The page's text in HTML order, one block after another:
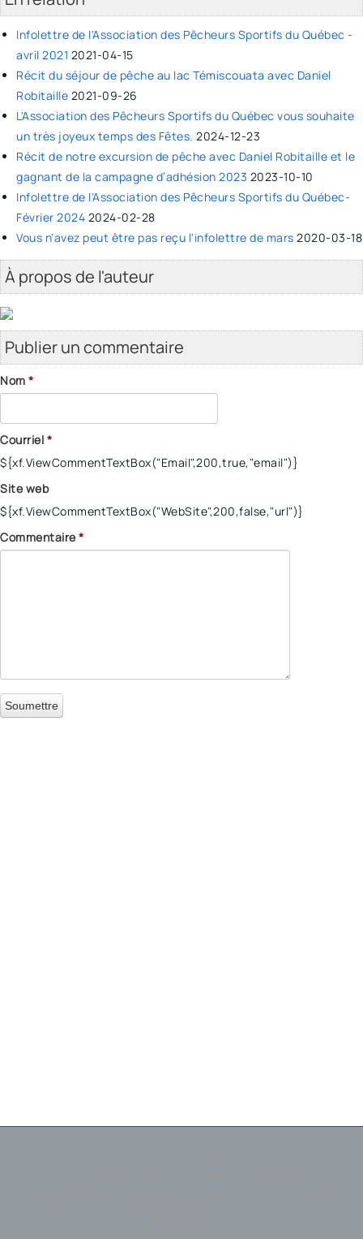
Infolettre de l'Association des Pêcheurs Sportifs du Québec -
avril 2021 2021-04-15
Récit du séjour de pêche au lac Témiscouata avec Daniel
Robitaille 2021-09-26
L'Association des Pêcheurs Sportifs du Québec vous souhaite
un très joyeux temps des Fêtes. 2024-12-23
Récit de notre excursion de pêche avec Daniel Robitaille et le
gagnant de la campagne d’adhésion 2023 2023-10-10
Infolettre de l'Association des Pêcheurs Sportifs du Québec-
Février 2024 2024-02-28
Vous n'avez peut être pas reçu l'infolettre de mars 2020-03-18
À propos de l'auteur
Publier un commentaire
Nom *
Courriel *
${xf.ViewCommentTextBox("Email",200,true,"email")}
Site web
${xf.ViewCommentTextBox("WebSite",200,false,"url")}
Commentaire *